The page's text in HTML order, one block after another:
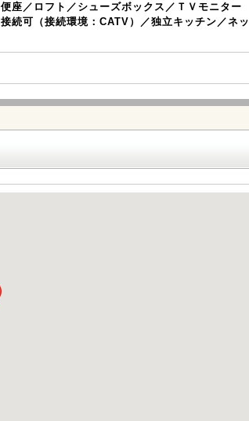
座／ロフト／シューズボックス／ＴＶモニター
続可（接続環境：CATV）／独立キッチン／ネッ